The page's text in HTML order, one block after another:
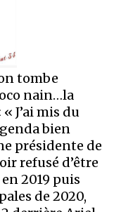
tombe
nain…la
J’ai mis du
bien
présidente de
refusé d’être
2019 puis
de 2020,